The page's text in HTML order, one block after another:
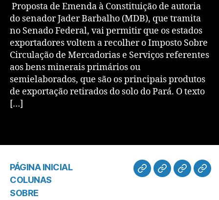
Proposta de Emenda à Constituição de autoria
do senador Jader Barbalho (MDB), que tramita
no Senado Federal, vai permitir que os estados
exportadores voltem a recolher o Imposto Sobre
Circulação de Mercadorias e Serviços referentes
aos bens minerais primários ou
semielaborados, que são os principais produtos
de exportação retirados do solo do Pará. O texto
[…]
PÁGINA INICIAL
COLUNAS
SOBRE